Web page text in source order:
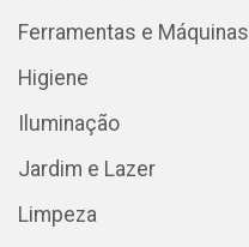
Ferramentas e Máquinas
Higiene
Iluminação
Jardim e Lazer
Limpeza